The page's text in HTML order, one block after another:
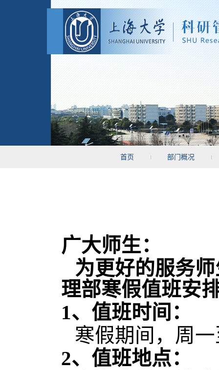
首页 部门概况
广大师生：
为更好的服务
理部寒假值班安
1、值班时间：
寒假期间，周
2、值班地点：